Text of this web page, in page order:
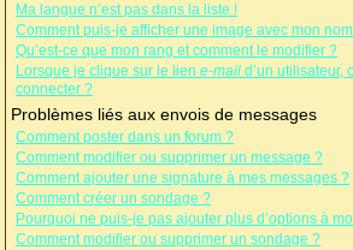
Ma langue n’est pas dans la liste !
Comment puis-je afficher une image avec mon
Qu’est-ce que mon rang et comment le modifier ?
Lorsque je clique sur le lien e-mail d’un utilisateur,
connecter ?
Problèmes liés aux envois de messages
Comment poster dans un forum ?
Comment modifier ou supprimer un message ?
Comment ajouter une signature à mes messages ?
Comment créer un sondage ?
Pourquoi ne puis-je pas ajouter plus d’options à
Comment modifier ou supprimer un sondage ?